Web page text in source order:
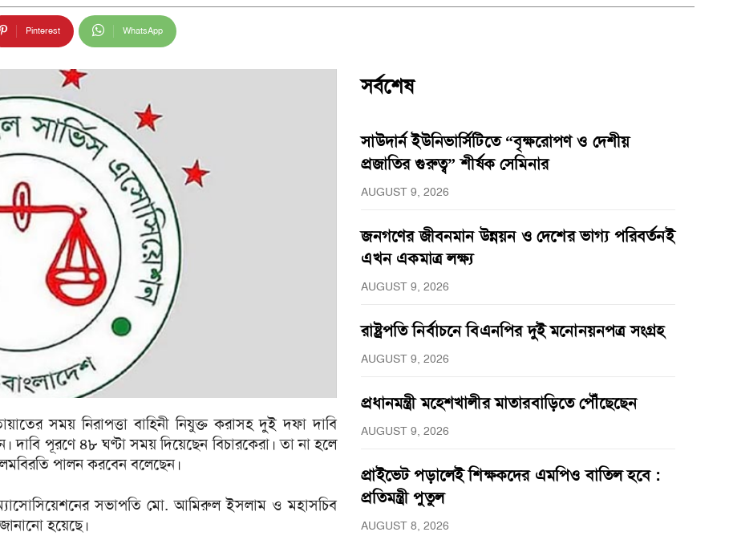
Pinterest WhatsApp
সময় নিরাপত্তা বাহিনী নিযুক্ত করাসহ দুই দফা দাবি
দাবি পূরণে ৪৮ ঘণ্টা সময় দিয়েছেন বিচারকেরা। তা না হলে
পালন করবেন বলেছেন।
অ্যাসোসিয়েশনের সভাপতি মো. আমিরুল ইসলাম ও মহাসচিব
হয়েছে।
সর্বশেষ
সাউদার্ন ইউনিভার্সিটিতে “বৃক্ষরোপণ ও দেশীয়
প্রজাতির গুরুত্ব” শীর্ষক সেমিনার
AUGUST 9, 2026
জনগণের জীবনমান উন্নয়ন ও দেশের ভাগ্য পরিবর্তনই
এখন একমাত্র লক্ষ্য
AUGUST 9, 2026
রাষ্ট্রপতি নির্বাচনে বিএনপির দুই মনোনয়নপত্র সংগ্রহ
AUGUST 9, 2026
প্রধানমন্ত্রী মহেশখালীর মাতারবাড়িতে পৌঁছেছেন
AUGUST 9, 2026
প্রাইভেট পড়ালেই শিক্ষকদের এমপিও বাতিল হবে :
প্রতিমন্ত্রী পুতুল
AUGUST 8, 2026